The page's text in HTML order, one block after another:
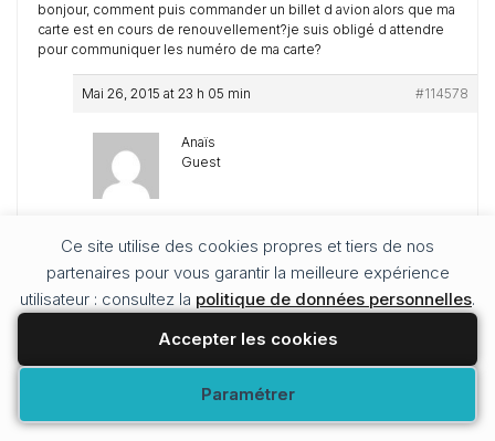
Ce site utilise des cookies propres et tiers de nos
partenaires pour vous garantir la meilleure expérience
utilisateur : consultez la politique de données personnelles.
Accepter les cookies
Paramétrer
Modifier vos préférences
bonjour, comment puis commander un billet d avion alors que ma
carte est en cours de renouvellement?je suis obligé d attendre
pour communiquer les numéro de ma carte?
Mai 26, 2015 at 23 h 05 min #114578
Anaïs
Guest
Bonjour,
En toute logique, vous n’avez pas besoin d’avoir votre
numéro de CNI lorsque vous réservé. Vous en aurez
besoin au moment de l’enregistrement des billets
Cordialement,